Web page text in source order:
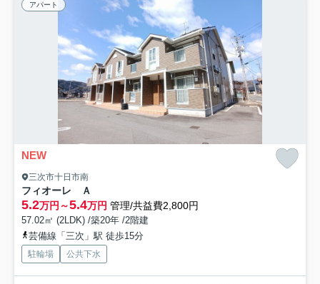
アパート
NEW
三次市十日市南
フィオーレ Ａ
5.2万円～5.4万円 管理/共益費2,800円
57.02㎡ (2LDK) /築20年 /2階建
芸備線「三次」駅 徒歩15分
駐輪場 公共下水